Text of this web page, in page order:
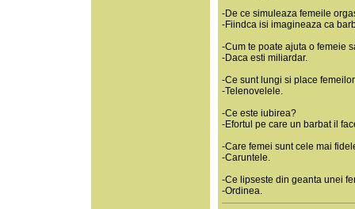
-De ce simuleaza femeile
-Fiindca isi imagineaza ca
-Cum te poate ajuta o femeie
-Daca esti miliardar.
-Ce sunt lungi si place
-Telenovelele.
-Ce este iubirea?
-Efortul pe care un barbat il
-Care femei sunt cele mai
-Caruntele.
-Ce lipseste din geanta unei
-Ordinea.